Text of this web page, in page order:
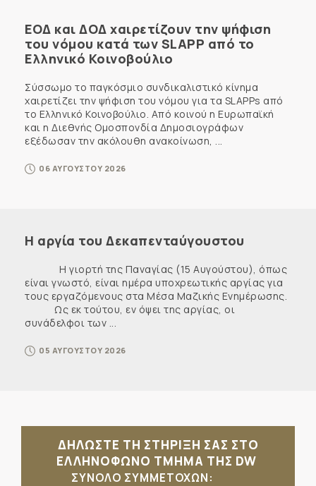
ΕΟΔ και ΔΟΔ χαιρετίζουν την ψήφιση
του νόμου κατά των SLAPP από το
Ελληνικό Κοινοβούλιο
Σύσσωμο το παγκόσμιο συνδικαλιστικό κίνημα
χαιρετίζει την ψήφιση του νόμου για τα SLAPPs από
το Ελληνικό Κοινοβούλιο. Από κοινού η Ευρωπαϊκή
και η Διεθνής Ομοσπονδία Δημοσιογράφων
εξέδωσαν την ακόλουθη ανακοίνωση, ...
06 ΑΥΓΟΥΣΤΟΥ 2026
Η αργία του Δεκαπενταύγουστου
Η γιορτή της Παναγίας (15 Αυγούστου), όπως
είναι γνωστό, είναι ημέρα υποχρεωτικής αργίας για
τους εργαζόμενους στα Μέσα Μαζικής Ενημέρωσης.
Ως εκ τούτου, εν όψει της αργίας, οι
συνάδελφοι των ...
05 ΑΥΓΟΥΣΤΟΥ 2026
ΔΗΛΩΣΤΕ ΤΗ ΣΤΗΡΙΞΗ ΣΑΣ ΣΤΟ
ΕΛΛΗΝΟΦΩΝΟ ΤΜΗΜΑ ΤΗΣ DW
ΣΥΝΟΛΟ ΣΥΜΜΕΤΟΧΩΝ: